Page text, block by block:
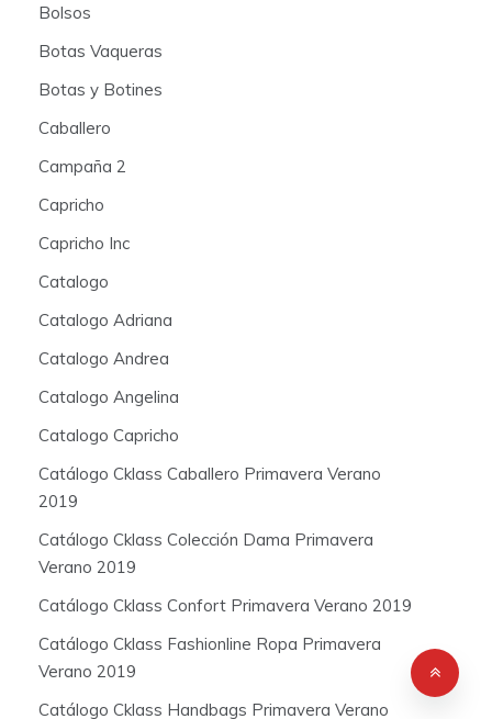
Bolsos
Botas Vaqueras
Botas y Botines
Caballero
Campaña 2
Capricho
Capricho Inc
Catalogo
Catalogo Adriana
Catalogo Andrea
Catalogo Angelina
Catalogo Capricho
Catálogo Cklass Caballero Primavera Verano
2019
Catálogo Cklass Colección Dama Primavera
Verano 2019
Catálogo Cklass Confort Primavera Verano 2019
Catálogo Cklass Fashionline Ropa Primavera
Verano 2019
Catálogo Cklass Handbags Primavera Verano